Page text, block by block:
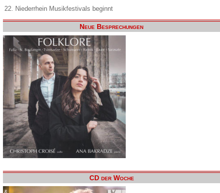
22. Niederrhein Musikfestivals beginnt
Neue Besprechungen
CD der Woche